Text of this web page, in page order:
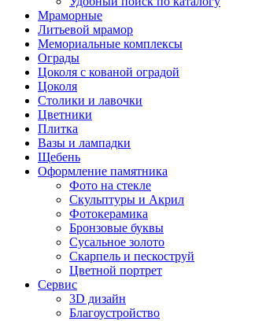
Мраморные
Литьевой мрамор
Мемориальные комплексы
Ограды
Цоколя с кованой оградой
Цоколя
Столики и лавочки
Цветники
Плитка
Вазы и лампадки
Щебень
Оформление памятника
Фото на стекле
Скульптуры и Акрил
Фотокерамика
Бронзовые буквы
Сусальное золото
Скарпель и пескоструй
Цветной портрет
Сервис
3D дизайн
Благоустройство